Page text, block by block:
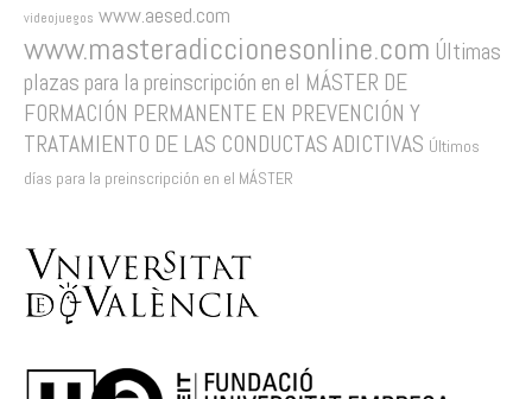
videojuegos www.aesed.com
www.masteradiccionesonline.com Últimas
plazas para la preinscripción en el MÁSTER DE
FORMACIÓN PERMANENTE EN PREVENCIÓN Y
TRATAMIENTO DE LAS CONDUCTAS ADICTIVAS Últimos
días para la preinscripción en el MÁSTER